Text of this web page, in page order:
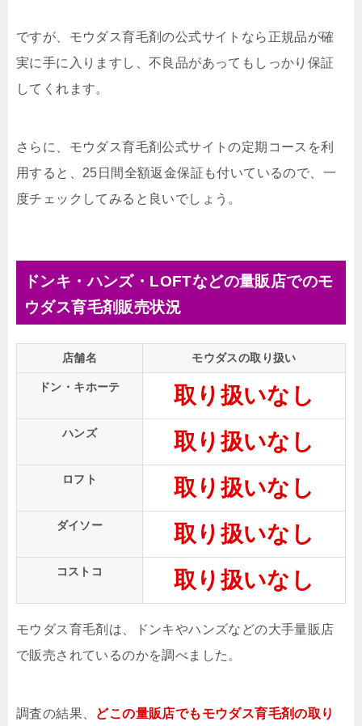
ですが、モウダス育毛剤の公式サイトなら正規品が確
実に手に入りますし、不良品があってもしっかり保証
してくれます。
さらに、モウダス育毛剤公式サイトの定期コースを利
用すると、25日間全額返金保証も付いているので、一
度チェックしてみると良いでしょう。
ドンキ・ハンズ・LOFTなどの量販店でのモ
ウダス育毛剤販売状況
店舗名 モウダスの取り扱い
ドン・キホーテ 取り扱いなし
ハンズ 取り扱いなし
ロフト 取り扱いなし
ダイソー 取り扱いなし
コストコ 取り扱いなし
モウダス育毛剤は、ドンキやハンズなどの大手量販店
で販売されているのかを調べました。
調査の結果、 どこの量販店でもモウダス育毛剤の取り